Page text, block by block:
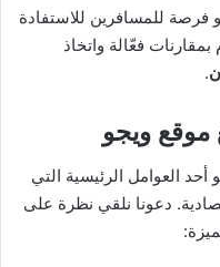
فرصة للمسافرين للاستفادة
فعّالة واتخاذ
.
موقع ويجو
العوامل الرئيسية التي
دعونا نلقي نظرة على